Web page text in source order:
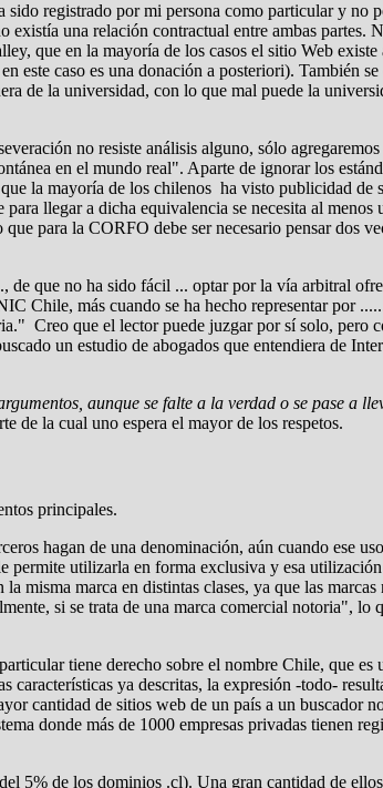
registrado por mi persona como particular y no
una relación contractual entre ambas partes.
que en la mayoría de los casos el sitio Web existe
este caso es una donación a posteriori). También
de la universidad, con lo que mal puede la
no resiste análisis alguno, sólo agregaremos
en el mundo real". Aparte de ignorar los
la mayoría de los chilenos ha visto publicidad
llegar a dicha equivalencia se necesita al
para la CORFO debe ser necesario pensar dos
de que no ha sido fácil ... optar por la vía arbitral
Chile, más cuando se ha hecho representar por
Creo que el lector puede juzgar por sí solo, pero
un estudio de abogados que entendiera de
aunque se falte a la verdad o se pase a
de la cual uno espera el mayor de los respetos.
principales.
hagan de una denominación, aún cuando ese
utilizarla en forma exclusiva y esa
misma marca en distintas clases, ya que las marcas
si se trata de una marca comercial notoria", lo
tiene derecho sobre el nombre Chile, que es
ya descritas, la expresión -todo-
cantidad de sitios web de un país a un buscador
donde más de 1000 empresas privadas tienen
5% de los dominios .cl). Una gran cantidad de